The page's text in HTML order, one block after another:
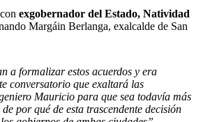
exgobernador del Estado, Natividad
Margáin Berlanga, exalcalde de San
a formalizar estos acuerdos y era
conversatorio que exaltará las
Mauricio para que sea todavía más
por qué de esta trascendente decisión